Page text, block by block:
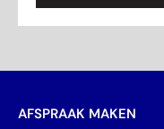
AFSPRAAK MAKEN